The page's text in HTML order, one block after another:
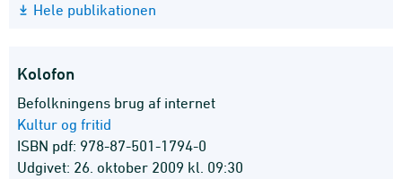
Hele publikationen
Kolofon
Befolkningens brug af internet
Kultur og fritid
ISBN pdf: 978-87-501-1794-0
Udgivet: 26. oktober 2009 kl. 09:30